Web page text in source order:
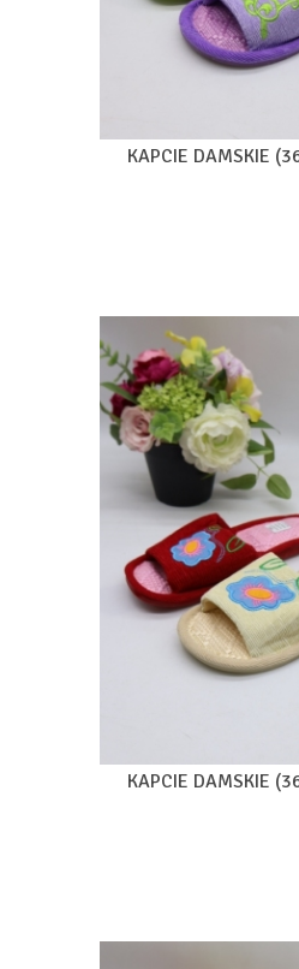
KAPCIE DAMSKIE
KAPCIE DAMSKIE